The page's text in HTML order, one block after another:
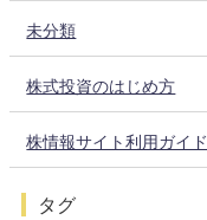
未分類
株式投資のはじめ方
株情報サイト利用ガイド
タグ